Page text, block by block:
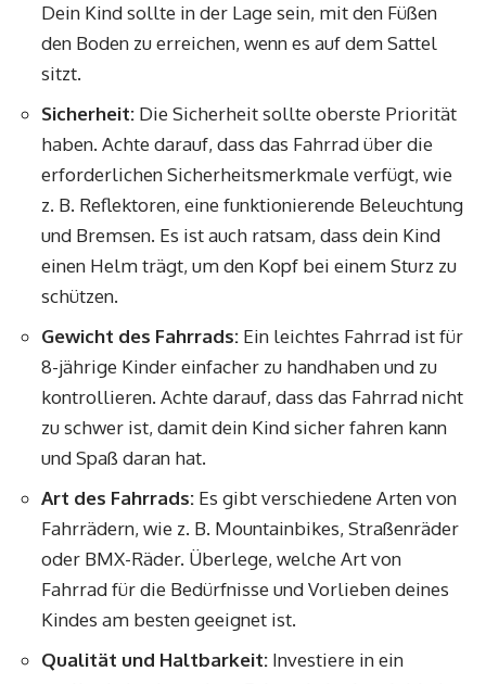
Dein Kind sollte in der Lage sein, mit den Füßen
den Boden zu erreichen, wenn es auf dem Sattel
sitzt.
Sicherheit: Die Sicherheit sollte oberste Priorität
haben. Achte darauf, dass das Fahrrad über die
erforderlichen Sicherheitsmerkmale verfügt, wie
z. B. Reflektoren, eine funktionierende Beleuchtung
und Bremsen. Es ist auch ratsam, dass dein Kind
einen Helm trägt, um den Kopf bei einem Sturz zu
schützen.
Gewicht des Fahrrads: Ein leichtes Fahrrad ist für
8-jährige Kinder einfacher zu handhaben und zu
kontrollieren. Achte darauf, dass das Fahrrad nicht
zu schwer ist, damit dein Kind sicher fahren kann
und Spaß daran hat.
Art des Fahrrads: Es gibt verschiedene Arten von
Fahrrädern, wie z. B. Mountainbikes, Straßenräder
oder BMX-Räder. Überlege, welche Art von
Fahrrad für die Bedürfnisse und Vorlieben deines
Kindes am besten geeignet ist.
Qualität und Haltbarkeit: Investiere in ein